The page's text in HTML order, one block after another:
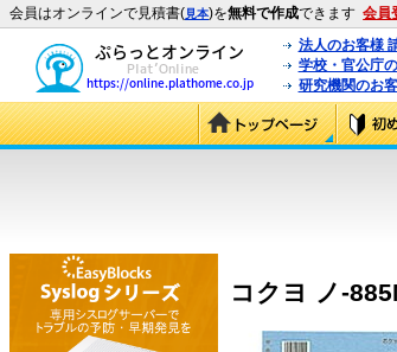
会員はオンラインで見積書(見本)を無料で作成できます 会員
法人のお客様
学校・官公庁
研究機関のお
コクヨ ノ-